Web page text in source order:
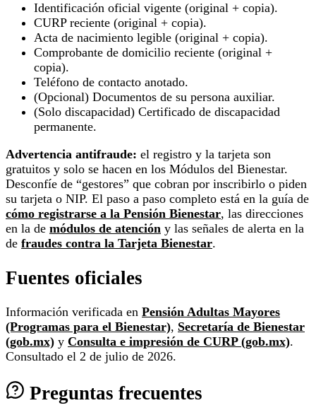
Identificación oficial vigente (original + copia).
CURP reciente (original + copia).
Acta de nacimiento legible (original + copia).
Comprobante de domicilio reciente (original +
copia).
Teléfono de contacto anotado.
(Opcional) Documentos de su persona auxiliar.
(Solo discapacidad) Certificado de discapacidad
permanente.
Advertencia antifraude: el registro y la tarjeta son
gratuitos y solo se hacen en los Módulos del Bienestar.
Desconfíe de “gestores” que cobran por inscribirlo o piden
su tarjeta o NIP. El paso a paso completo está en la guía de
cómo registrarse a la Pensión Bienestar, las direcciones
en la de módulos de atención y las señales de alerta en la
de fraudes contra la Tarjeta Bienestar.
Fuentes oficiales
Información verificada en Pensión Adultas Mayores
(Programas para el Bienestar), Secretaría de Bienestar
(gob.mx) y Consulta e impresión de CURP (gob.mx).
Consultado el 2 de julio de 2026.
Preguntas frecuentes